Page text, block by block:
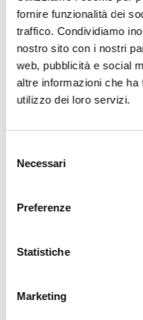
fornire funzionalità dei
traffico. Condividiamo
nostro sito con i nostri
web, pubblicità e social
altre informazioni che
utilizzo dei loro servizi.
delNecessari
Preferenze
Statistiche
Marketing
Vergangene